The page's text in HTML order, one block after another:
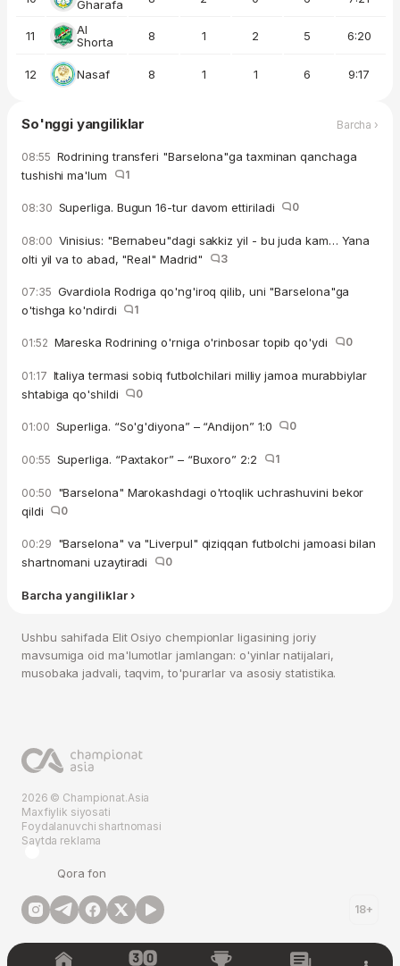
Gharafa
11
Al
Shorta
8 1 2 5 6:20
12 Nasaf 8 1 1 6 9:17
So'nggi yangiliklar Barcha ›
08:55 Rodrining transferi "Barselona"ga taxminan qanchaga
tushishi ma'lum
1
08:30 Superliga. Bugun 16-tur davom ettiriladi 0
08:00 Vinisius: "Bernabeu"dagi sakkiz yil - bu juda kam… Yana
olti yil va to abad, "Real" Madrid"
3
07:35 Gvardiola Rodriga qo'ng'iroq qilib, uni "Barselona"ga
o'tishga ko'ndirdi
1
01:52 Mareska Rodrining o'rniga o'rinbosar topib qo'ydi 0
01:17 Italiya termasi sobiq futbolchilari milliy jamoa murabbiylar
shtabiga qo'shildi
0
01:00 Superliga. “So'g'diyona” – “Andijon” 1:0 0
00:55 Superliga. “Paxtakor” – “Buxoro” 2:2 1
00:50 "Barselona" Marokashdagi o'rtoqlik uchrashuvini bekor
qildi
0
00:29 "Barselona" va "Liverpul" qiziqqan futbolchi jamoasi bilan
shartnomani uzaytiradi
0
Barcha yangiliklar ›
Ushbu sahifada Elit Osiyo chempionlar ligasining joriy
mavsumiga oid ma'lumotlar jamlangan: o'yinlar natijalari,
musobaka jadvali, taqvim, to'purarlar va asosiy statistika.
2026 © Championat.Asia
Maxfiylik siyosati
Foydalanuvchi shartnomasi
Saytda reklama
Qora fon
18+